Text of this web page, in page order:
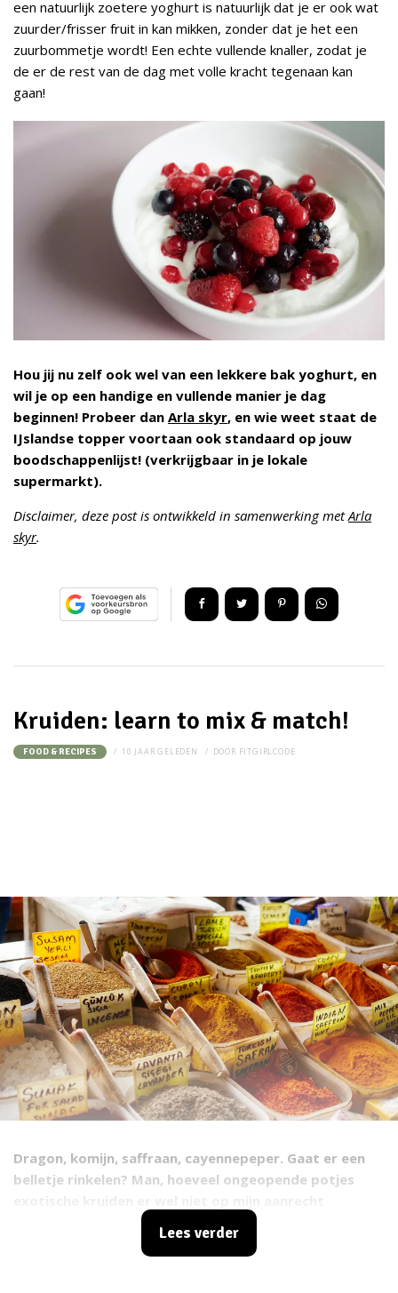
een natuurlijk zoetere yoghurt is natuurlijk dat je er ook wat
zuurder/frisser fruit in kan mikken, zonder dat je het een
zuurbommetje wordt! Een echte vullende knaller, zodat je
de er de rest van de dag met volle kracht tegenaan kan
gaan!
Hou jij nu zelf ook wel van een lekkere bak yoghurt, en
wil je op een handige en vullende manier je dag
beginnen! Probeer dan Arla skyr, en wie weet staat de
IJslandse topper voortaan ook standaard op jouw
boodschappenlijst! (verkrijgbaar in je lokale
supermarkt).
Disclaimer, deze post is ontwikkeld in samenwerking metArla
skyr.
Kruiden: learn to mix & match!
FOOD & RECIPES 10 JAAR GELEDEN DOOR FITGIRLCODE
Dragon, komijn, saffraan, cayennepeper. Gaat er een
belletje rinkelen? Man, hoeveel ongeopende potjes
pronken... Afgezien van rozemarijn, wat ik echt
werkelijkwaar o-ver-al doorheen mik, ben ik een
Lees verder